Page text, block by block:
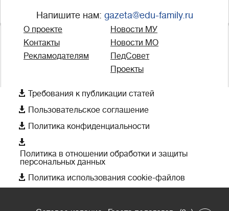
Напишите нам: gazeta@edu-family.ru
О проекте
Контакты
Рекламодателям
Новости МУ
Новости МО
ПедСовет
Проекты
 Требования к публикации статей
 Пользовательское соглашение
 Политика конфиденциальности

Политика в отношении обработки и защиты
персональных данных
 Политика использования cookie-файлов